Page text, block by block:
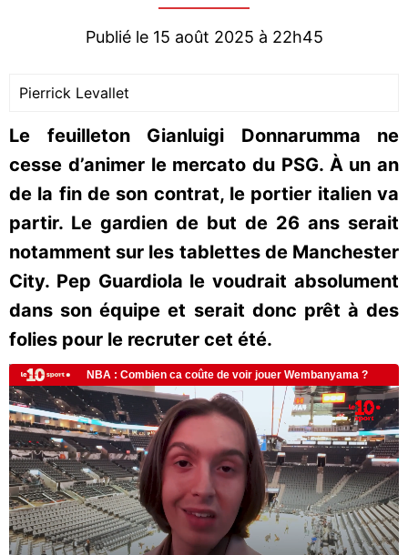
Publié le 15 août 2025 à 22h45
Pierrick Levallet
Le feuilleton Gianluigi Donnarumma ne
cesse d’animer le mercato du PSG. À un an
de la fin de son contrat, le portier italien va
partir. Le gardien de but de 26 ans serait
notamment sur les tablettes de Manchester
City. Pep Guardiola le voudrait absolument
dans son équipe et serait donc prêt à des
folies pour le recruter cet été.